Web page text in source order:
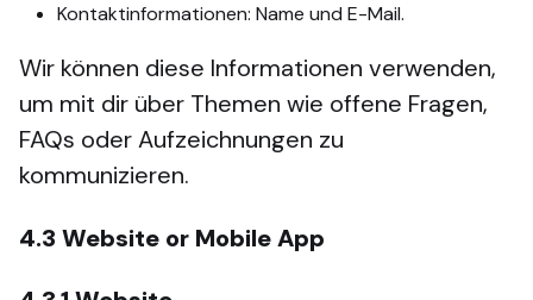
Kontaktinformationen: Name und E-Mail.
Wir können diese Informationen verwenden,
um mit dir über Themen wie offene Fragen,
FAQs oder Aufzeichnungen zu
kommunizieren.
4.3 Website or Mobile App